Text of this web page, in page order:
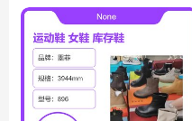
杂款男女跑鞋